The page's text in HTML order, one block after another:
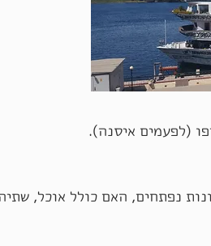
(לפעמים איסנה).
נפתחים, האם כולל אוכל,